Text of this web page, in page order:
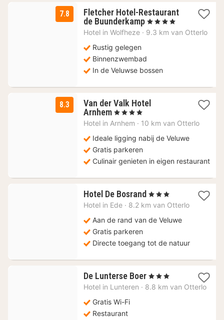
7.8
Fletcher Hotel-Restaurant
de Buunderkamp 1
nacht
€
, 4 Sterren
Hotel in Wolfheze · 9.3 km van Otterlo
Rustig gelegen
Binnenzwembad
In de Veluwse bossen
8.3
Van der Valk Hotel
Arnhem 1
nacht
83,47
€
, 4 Sterren
Hotel in Arnhem · 10 km van Otterlo
Ideale ligging nabij de Veluwe
Gratis parkeren
Culinair genieten in eigen restaurant
Hotel De Bosrand 1
nacht
81,82
, 3 Sterren
Hotel in Ede · 8.2 km van Otterlo
Aan de rand van de Veluwe
Gratis parkeren
Directe toegang tot de natuur
De Lunterse Boer 1
nacht
, 3 Sterren
Hotel in Lunteren · 8.8 km van Otterlo
Gratis Wi-Fi
Restaurant